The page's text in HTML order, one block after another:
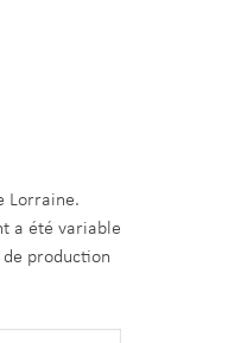
Lorraine.
a été variable
production